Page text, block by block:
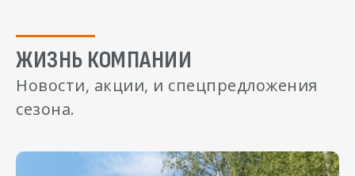
ЖИЗНЬ КОМПАНИИ
Новости, акции, и спецпредложения
сезона.